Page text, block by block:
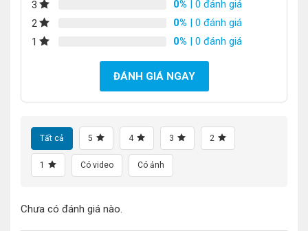
3
0% | 0 đánh giá
2
0% | 0 đánh giá
1
0% | 0 đánh giá
ĐÁNH GIÁ NGAY
Tất cả 5 4 3 2
1 Có video Có ảnh
Chưa có đánh giá nào.